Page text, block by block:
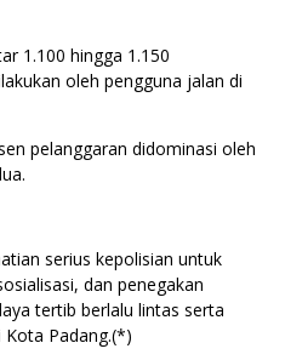
1.100 hingga 1.150
oleh pengguna jalan di
pelanggaran didominasi oleh
serius kepolisian untuk
dan penegakan
tertib berlalu lintas serta
Kota Padang.(*)